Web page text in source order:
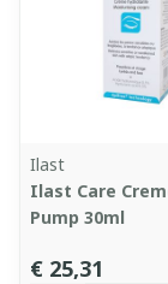
Ilast
Ilast Care
Pump 30ml
€ 25,31